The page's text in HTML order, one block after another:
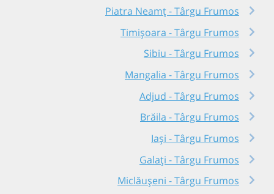
Piatra Neamț - Târgu Frumos
Timișoara - Târgu Frumos
Sibiu - Târgu Frumos
Mangalia - Târgu Frumos
Adjud - Târgu Frumos
Brăila - Târgu Frumos
Iași - Târgu Frumos
Galați - Târgu Frumos
Miclăușeni - Târgu Frumos